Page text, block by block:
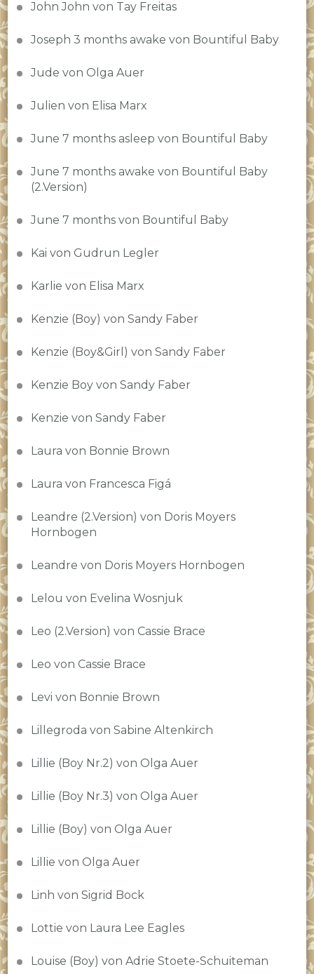
John John von Tay Freitas
Joseph 3 months awake von Bountiful Baby
Jude von Olga Auer
Julien von Elisa Marx
June 7 months asleep von Bountiful Baby
June 7 months awake von Bountiful Baby
(2.Version)
June 7 months von Bountiful Baby
Kai von Gudrun Legler
Karlie von Elisa Marx
Kenzie (Boy) von Sandy Faber
Kenzie (Boy&Girl) von Sandy Faber
Kenzie Boy von Sandy Faber
Kenzie von Sandy Faber
Laura von Bonnie Brown
Laura von Francesca Figá
Leandre (2.Version) von Doris Moyers
Hornbogen
Leandre von Doris Moyers Hornbogen
Lelou von Evelina Wosnjuk
Leo (2.Version) von Cassie Brace
Leo von Cassie Brace
Levi von Bonnie Brown
Lillegroda von Sabine Altenkirch
Lillie (Boy Nr.2) von Olga Auer
Lillie (Boy Nr.3) von Olga Auer
Lillie (Boy) von Olga Auer
Lillie von Olga Auer
Linh von Sigrid Bock
Lottie von Laura Lee Eagles
Louise (Boy) von Adrie Stoete-Schuiteman